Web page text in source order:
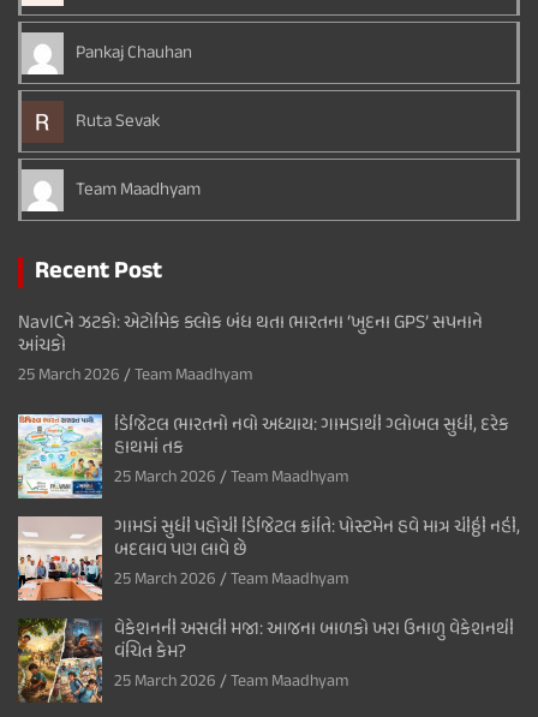
Pankaj Chauhan
Ruta Sevak
Team Maadhyam
Recent Post
NavICને ઝટકો: એટોમિક ક્લોક બંધ થતા ભારતના ‘ખુદના GPS’ સપનાને
આંચકો
25 March 2026 Team Maadhyam
ડિજિટલ ભારતનો નવો અધ્યાય: ગામડાથી ગ્લોબલ સુધી, દરેક
હાથમાં તક
25 March 2026 Team Maadhyam
ગામડાં સુધી પહોંચી ડિજિટલ ક્રાંતિ: પોસ્ટમેન હવે માત્ર ચીઠ્ઠી નહીં,
બદલાવ પણ લાવે છે
25 March 2026 Team Maadhyam
વેકેશનની અસલી મજા: આજના બાળકો ખરા ઉનાળુ વેકેશનથી
વંચિત કેમ?
25 March 2026 Team Maadhyam